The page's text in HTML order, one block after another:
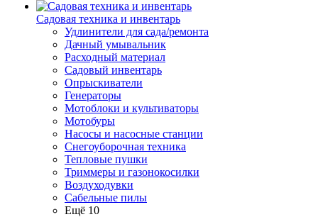
Садовая техника и инвентарь
Удлинители для сада/ремонта
Дачный умывальник
Расходный материал
Садовый инвентарь
Опрыскиватели
Генераторы
Мотоблоки и культиваторы
Мотобуры
Насосы и насосные станции
Снегоуборочная техника
Тепловые пушки
Триммеры и газонокосилки
Воздуходувки
Сабельные пилы
Ещё 10